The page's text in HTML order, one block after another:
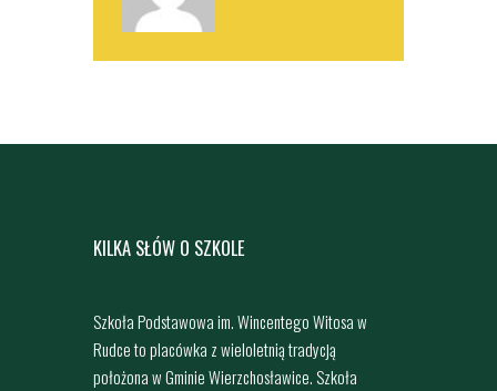
KILKA SŁÓW O SZKOLE
Szkoła Podstawowa im. Wincentego Witosa w
Rudce to placówka z wieloletnią tradycją
położona w Gminie Wierzchosławice. Szkoła